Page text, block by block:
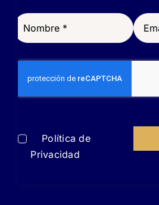
Política de
Privacidad